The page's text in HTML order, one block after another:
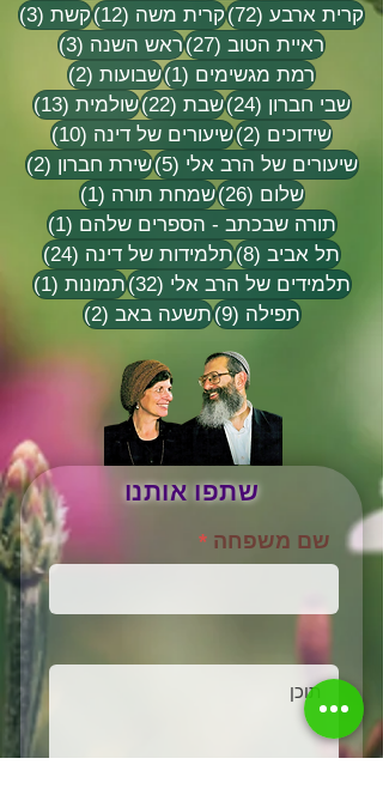
קרית ארבע (72) 72 פוסטים
קרית משה (12) 12 פוסטים
קשת (3)
3 פוסטים
ראיית הטוב (27) 27 פוסטים
ראש השנה (3)
3 פוסטים
רמת מגשימים (1) פוסט 1
שבועות (2)
2 פוסטים
שבי חברון (24) 24 פוסטים
שבת (22) 22 פוסטים
שולמית (13)
13 פוסטים
שידוכים (2) 2 פוסטיםשיעורים של דינה (10)
10 פוסטים
שיעורים של הרב אלי (5) 5 פוסטיםשירת חברון (2)
2 פוסטים
שלום (26) 26 פוסטים
שמחת תורה (1)
פוסט 1
תורה שבכתב - הספרים שלהם (1)
פוסט 1
תל אביב (8) 8 פוסטיםתלמידות של דינה (24)
24 פוסטים
תלמידים של הרב אלי (32) 32 פוסטים
תמונות (1)
תפילה (9) 9 פוסטיםתשעה באב (2) 2 פוסטים
שתפו אותנו
שם משפחה